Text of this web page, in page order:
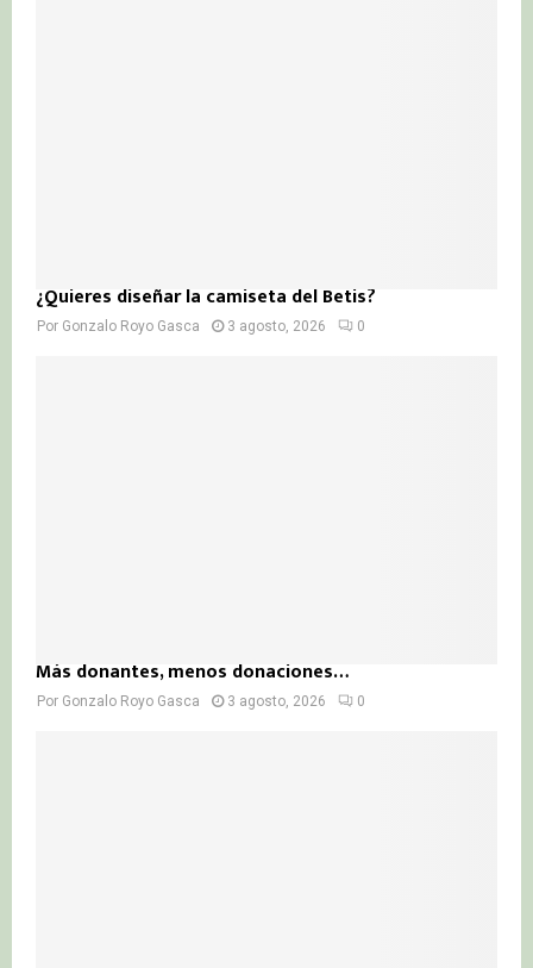
¿Quieres diseñar la camiseta del Betis?
Por Gonzalo Royo Gasca 3 agosto, 2026 0
Más donantes, menos donaciones…
Por Gonzalo Royo Gasca 3 agosto, 2026 0